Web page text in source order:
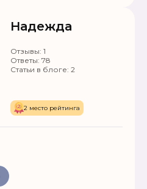
Надежда
Отзывы: 1
Ответы: 78
Статьи в блоге: 2
2 место рейтинга